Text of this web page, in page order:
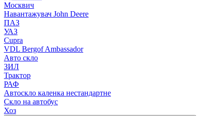
Москвич
Навантажувач John Deere
ПАЗ
УАЗ
Cupra
VDL Bergof Ambassador
Авто скло
ЗИЛ
Трактор
РАФ
Автоскло каленка нестандартне
Скло на автобус
Хоз